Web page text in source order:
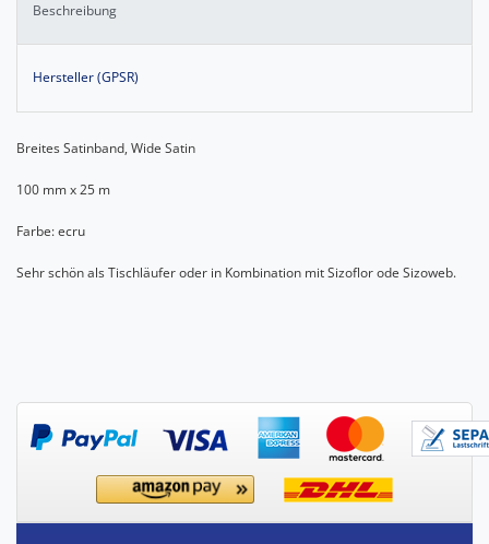
Beschreibung
Hersteller (GPSR)
Breites Satinband, Wide Satin
100 mm x 25 m
Farbe: ecru
Sehr schön als Tischläufer oder in Kombination mit Sizoflor ode Sizoweb.